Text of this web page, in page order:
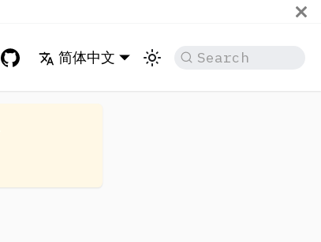
简体中文 Search